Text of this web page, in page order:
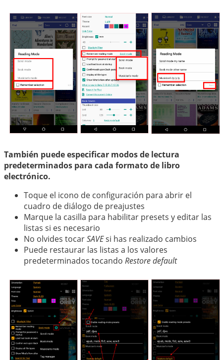
También puede especificar modos de lectura
predeterminados para cada formato de libro
electrónico.
Toque el icono de configuración para abrir el
cuadro de diálogo de preajustes
Marque la casilla para habilitar presets y editar las
listas si es necesario
No olvides tocarSAVEsi has realizado cambios
Puede restaurar las listas a los valores
predeterminados tocando Restore default